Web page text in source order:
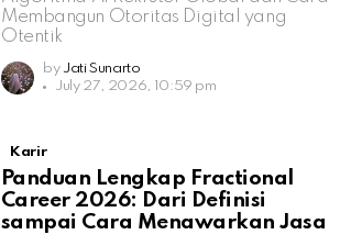
Membangun Otoritas Digital yang
Otentik
by Jati Sunarto
July 27, 2026, 10:59 pm
Karir
Panduan Lengkap Fractional
Career 2026: Dari Definisi
sampai Cara Menawarkan Jasa